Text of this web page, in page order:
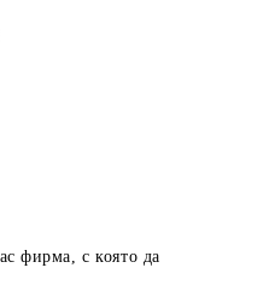
фирма, с която да